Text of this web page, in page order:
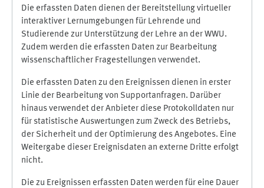
Die erfassten Daten dienen der Bereitstellung virtueller
interaktiver Lernumgebungen für Lehrende und
Studierende zur Unterstützung der Lehre an der WWU.
Zudem werden die erfassten Daten zur Bearbeitung
wissenschaftlicher Fragestellungen verwendet.
Die erfassten Daten zu den Ereignissen dienen in erster
Linie der Bearbeitung von Supportanfragen. Darüber
hinaus verwendet der Anbieter diese Protokolldaten nur
für statistische Auswertungen zum Zweck des Betriebs,
der Sicherheit und der Optimierung des Angebotes. Eine
Weitergabe dieser Ereignisdaten an externe Dritte erfolgt
nicht.
Die zu Ereignissen erfassten Daten werden für eine Dauer